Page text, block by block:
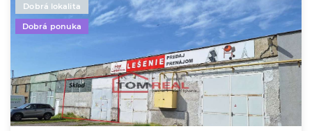
Dobrá lokalita
Dobrá ponuka